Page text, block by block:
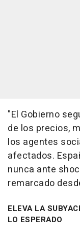
"El Gobierno
de los precios,
los agentes
afectados.
nunca ante
remarcado
ELEVA LA
LO ESPERADO